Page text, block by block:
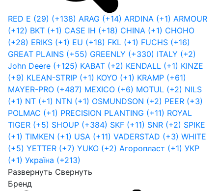
RED E (29) (+138) ARAG (+14) ARDINA (+1) ARMOUR
(+12) BKT (+1) CASE IH (+18) CHINA (+1) CHOHO
(+28) ERIKS (+1) EU (+18) FKL (+1) FUCHS (+16)
GREAT PLAINS (+55) GREENLY (+330) ITALY (+2)
John Deere (+125) KABAT (+2) KENDALL (+1) KINZE
(+9) KLEAN-STRIP (+1) KOYO (+1) KRAMP (+61)
MAYER-PRO (+487) MEXICO (+6) MOTUL (+2) NILS
(+1) NT (+1) NTN (+1) OSMUNDSON (+2) PEER (+3)
POLMAC (+1) PRECISION PLANTING (+11) ROYAL
TIGER (+5) SHOUP (+384) SKF (+11) SNR (+2) SPIKE
(+1) TIMKEN (+1) USA (+11) VADERSTAD (+3) WHITE
(+5) YETTER (+7) YUKO (+2) Агоропласт (+1) УКР
(+1) Україна (+213)
Развернуть Свернуть
Бренд